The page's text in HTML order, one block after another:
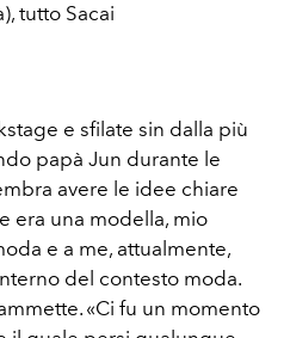
tutto Sacai
e sfilate sin dalla più
papà Jun durante le
avere le idee chiare
era una modella, mio
e a me, attualmente,
del contesto moda.
«Ci fu un momento